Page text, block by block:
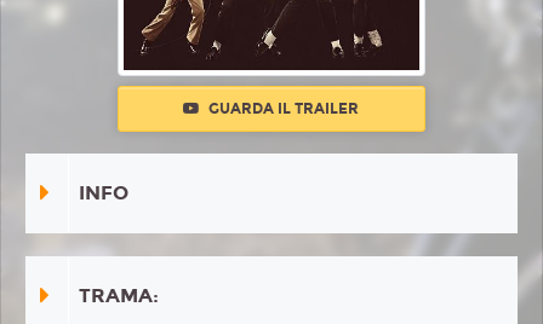
GUARDA IL TRAILER
INFO
TRAMA: